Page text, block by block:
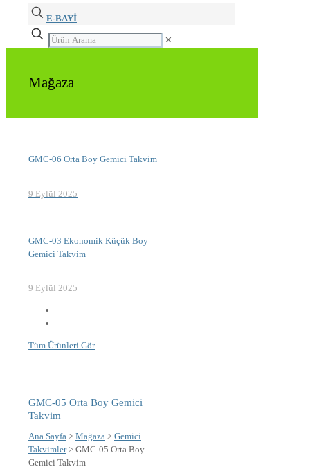
E-BAYİ
✕
Mağaza
GMC-06 Orta Boy Gemici Takvim
9 Eylül 2025
GMC-03 Ekonomik Küçük Boy
Gemici Takvim
9 Eylül 2025
Tüm Ürünleri Gör
GMC-05 Orta Boy Gemici
Takvim
Ana Sayfa > Mağaza > Gemici
Takvimler> GMC-05 Orta Boy
Gemici Takvim